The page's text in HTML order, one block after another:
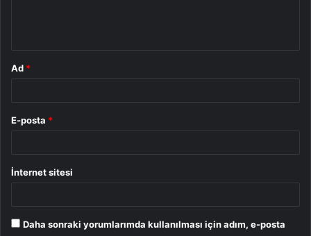
Ad *
E-posta *
İnternet sitesi
Daha sonraki yorumlarımda kullanılması için adım, e-posta